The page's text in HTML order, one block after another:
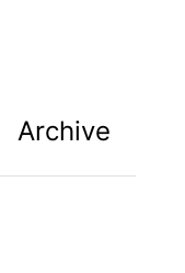
Archive